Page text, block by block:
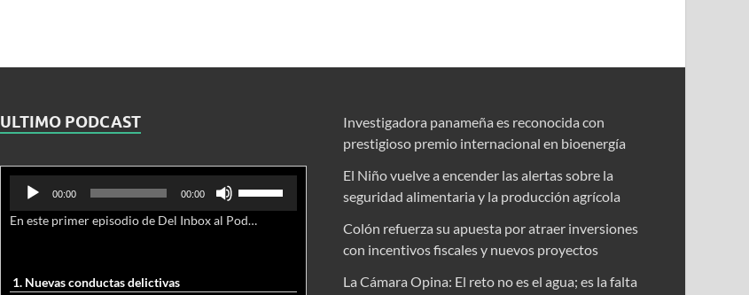
ULTIMO PODCAST
Reproductor
audio
00:00 00:00
teclas
En este primer episodio de Del Inbox al Podcast, analizamos junto al abogado Jonathan Brown las nuevas conductas delictivas cibernéticas y la necesidad de hacer modificaciones al Código Penal.
1. Nuevas conductas delictivas
Investigadora panameña es reconocida con
prestigioso premio internacional en bioenergía
El Niño vuelve a encender las alertas sobre la
seguridad alimentaria y la producción agrícola
Colón refuerza su apuesta por atraer inversiones
con incentivos fiscales y nuevos proyectos
La Cámara Opina: El reto no es el agua; es la falta